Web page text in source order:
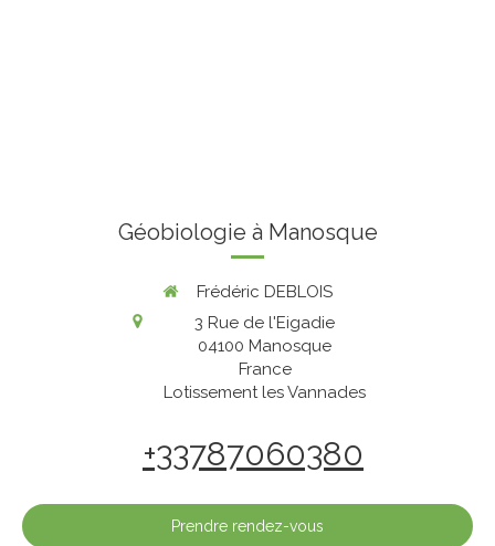
Géobiologie à Manosque
Frédéric DEBLOIS
3 Rue de l'Eigadie
04100 Manosque
France
Lotissement les Vannades
+33787060380
Prendre rendez-vous